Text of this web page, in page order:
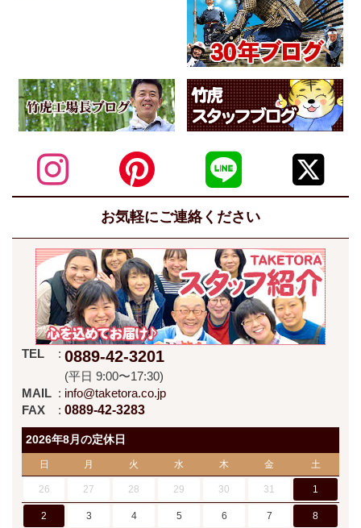
お気軽にご連絡ください
TEL 0889-42-3201
(平日 9:00〜17:30)
MAIL
info@taketora.co.jp
FAX
0889-42-3283
2026年8月の定休日
日 月 火 水 木 金 土
26 27 28 29 30 31 1
2 3 4 5 6 7 8